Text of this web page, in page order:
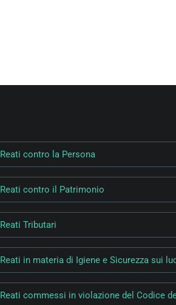
Reati contro la Persona
Reati contro il Patrimonio
Reati Tributari
Reati in materia di Igiene e Sicurezza sui
Reati commessi in violazione del Codice